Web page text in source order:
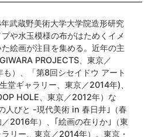
武蔵野美術大学大学院造形研究
や水玉模様の布がはためくイメ
絵画が注目を集める。近年の主
PROJECTS、東京／
）、「第8回シセイドウ アート
ギャラリー、東京／2014年)、
HOLE、東京／2012年）な
人びと -現代美術 in 春日井｣（春
2016年）、｢絵画の在りか｣（東
リー、東京／2014年）。東京・